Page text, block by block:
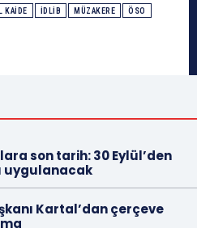
KAIDE İDLIB MÜZAKERE ÖSO
son tarih: 30 Eylül’den
uygulanacak
Kartal’dan çerçeve